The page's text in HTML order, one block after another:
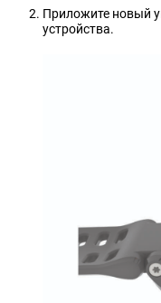
Приложите новый
устройства.